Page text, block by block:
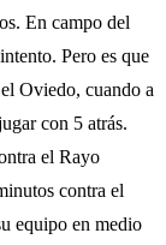
En campo del
Pero es que
Oviedo, cuando a
con 5 atrás.
el Rayo
contra el
equipo en medio